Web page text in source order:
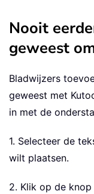
Nooit
geweest
Bladwijzers
geweest met
in met de
1. Selecteer de
wilt plaatsen.
2. Klik op de knop